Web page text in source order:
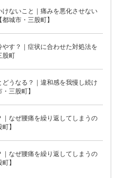
けないこと｜痛みを悪化させない
城市・三股町】
やす？｜症状に合わせた対処法を
股町
どうなる？｜違和感を我慢し続け
三股町】
｜なぜ腰痛を繰り返してしまうの
】
｜なぜ腰痛を繰り返してしまうの
】